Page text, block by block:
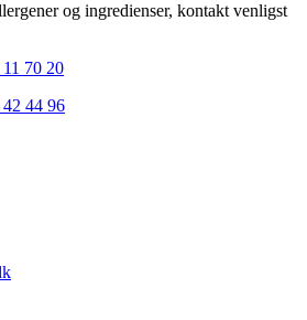
og ingredienser, kontakt venligst
70 20
44 96